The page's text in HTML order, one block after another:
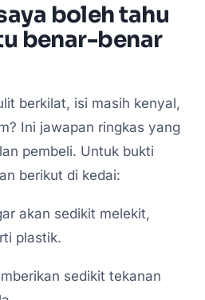
boleh tahu
benar-benar
berkilat, isi masih kenyal,
Ini jawapan ringkas yang
pembeli. Untuk bukti
berikut di kedai:
akan sedikit melekit,
plastik.
sedikit tekanan